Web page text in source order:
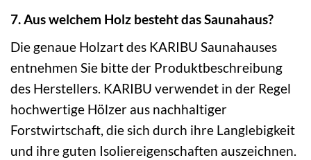
7. Aus welchem Holz besteht das Saunahaus?
Die genaue Holzart des KARIBU Saunahauses
entnehmen Sie bitte der Produktbeschreibung
des Herstellers. KARIBU verwendet in der Regel
hochwertige Hölzer aus nachhaltiger
Forstwirtschaft, die sich durch ihre Langlebigkeit
und ihre guten Isoliereigenschaften auszeichnen.